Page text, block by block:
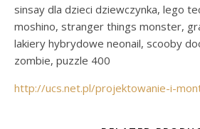
sinsay dla dzieci dziewczynka, lego
moshino, stranger things monster,
lakiery hybrydowe neonail, scooby
zombie, puzzle 400
http://ucs.net.pl/projektowanie-i-